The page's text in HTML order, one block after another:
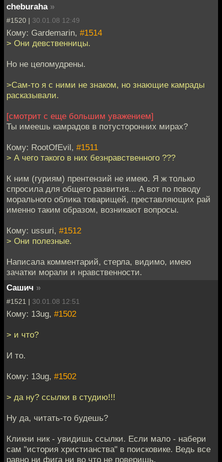
cheburaha »
#1520 | 30.01.08 12:49
Кому: Gardemarin, #1514
> Они девственницы.
Но не целомудрены.
>Cам-то я с ними не знаком, но знающие камрады
расказывали.
[смотрит с еще большим уважением]
Ты имеешь камрадов в потусторонних мирах?
Кому: RootOfEvil, #1511
> А чего такого в них безнравственного ???
К ним (гуриям) прентензий не имею. Я ж только
спросила для общего развития... А вот по поводу
морального облика товарищей, преставляющих рай
именно таким образом, возникают вопросы.
Кому: ussuri, #1512
> Они полезные.
Написала комментарий, стерла, видимо, имею
зачатки морали и нравственности.
Сашич »
#1521 | 30.01.08 12:51
Кому: 13ug, #1502
> и что?
И то.
Кому: 13ug, #1502
> да ну? ссылки в студию!!!
Ну да, читать-то будешь?
Кликни ник - увидишь ссылки. Если мало - набери
сам "история христианства" в поисковике. Ведь все
равно ни фига ни во что не поверишь.